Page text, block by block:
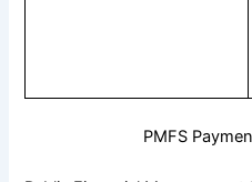
PMFS